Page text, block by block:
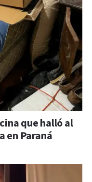
que halló al
en Paraná